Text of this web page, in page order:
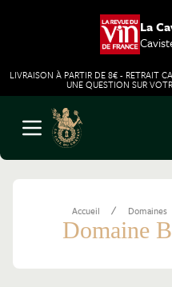
La
LIVRAISON À PARTIR DE 8€ - RETRAIT
UNE QUESTION SUR
Aller au contenu
Ouvrir le menu
Accueil / Domaines
Domaine